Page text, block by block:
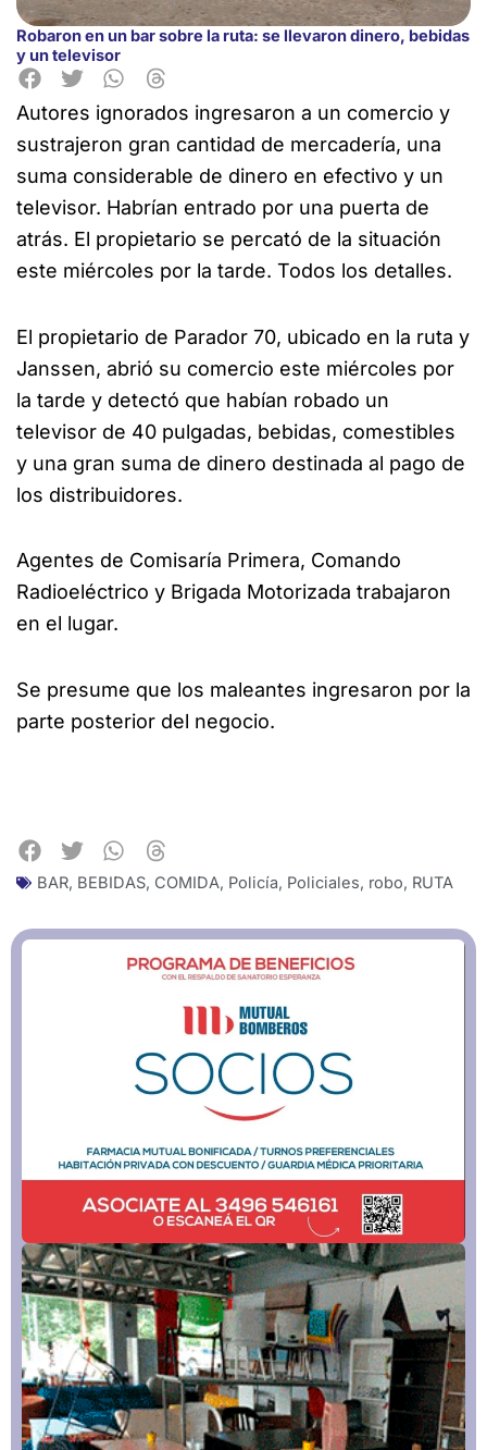
Robaron en un bar sobre la ruta: se llevaron dinero, bebidas
y un televisor
Autores ignorados ingresaron a un comercio y
sustrajeron gran cantidad de mercadería, una
suma considerable de dinero en efectivo y un
televisor. Habrían entrado por una puerta de
atrás. El propietario se percató de la situación
este miércoles por la tarde. Todos los detalles.
El propietario de Parador 70, ubicado en la ruta y
Janssen, abrió su comercio este miércoles por
la tarde y detectó que habían robado un
televisor de 40 pulgadas, bebidas, comestibles
y una gran suma de dinero destinada al pago de
los distribuidores.
Agentes de Comisaría Primera, Comando
Radioeléctrico y Brigada Motorizada trabajaron
en el lugar.
Se presume que los maleantes ingresaron por la
parte posterior del negocio.
BAR, BEBIDAS, COMIDA, Policía, Policiales, robo, RUTA